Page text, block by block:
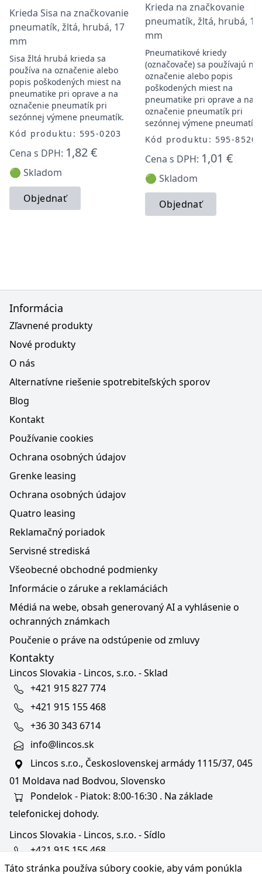
Krieda Sisa na značkovanie
pneumatík, žltá, hrubá, 17
mm
Sisa žltá hrubá krieda sa
používa na označenie alebo
popis poškodených miest na
pneumatike pri oprave a na
označenie pneumatík pri
sezónnej výmene pneumatík.
Kód produktu: 595-0203
Cena s DPH: 1,82 €
🟢 Skladom
Objednať
Krieda na značkovanie
pneumatík, žltá, hrubá, 17
mm
Pneumatikové kriedy
(označovače) sa používajú na
označenie alebo popis
poškodených miest na
pneumatike pri oprave a na
označenie pneumatík pri
sezónnej výmene pneumatík.
Kód produktu: 595-8520
Cena s DPH: 1,01 €
🟢 Skladom
Objednať
Táto stránka používa súbory cookie, aby vám ponúkla
Informácia
Zľavnené produkty
Nové produkty
O nás
Alternatívne riešenie spotrebiteľských sporov
Blog
Kontakt
Používanie cookies
Ochrana osobných údajov
Grenke leasing
Ochrana osobných údajov
Quatro leasing
Reklamačný poriadok
Servisné strediská
Všeobecné obchodné podmienky
Informácie o záruke a reklamáciách
Médiá na webe, obsah generovaný AI a vyhlásenie o
ochranných známkach
Poučenie o práve na odstúpenie od zmluvy
Kontakty
Lincos Slovakia - Lincos, s.r.o. - Sklad
+421 915 827 774
+421 915 155 468
+36 30 343 6714
info@lincos.sk
Lincos s.r.o., Československej armády 1115/37, 045
01 Moldava nad Bodvou, Slovensko
Pondelok - Piatok: 8:00-16:30 . Na základe
telefonickej dohody.
Lincos Slovakia - Lincos, s.r.o. - Sídlo
+421 915 155 468
+36/30 343 6714